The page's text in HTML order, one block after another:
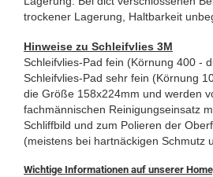
trockener Lagerung, Haltbarkeit
Hinweise zu Schleifvlies 3M
Schleifvlies-Pad fein (Körnung 400 -
Schleifvlies-Pad sehr fein (Körnung
die Größe 158x224mm und werden
fachmännischen Reinigungseinsatz
Schliffbild und zum Polieren der
(meistens bei hartnäckigen Schmutz
Wichtige Informationen auf unserer